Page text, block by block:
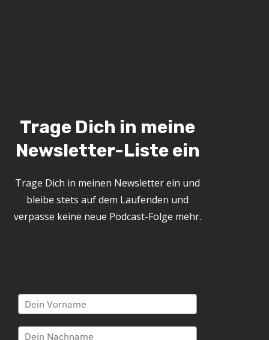
Trage Dich in meine
Newsletter-Liste ein
Trage Dich in meinen Newsletter ein und
bleibe stets auf dem Laufenden und
verpasse keine neue Podcast-Folge mehr.